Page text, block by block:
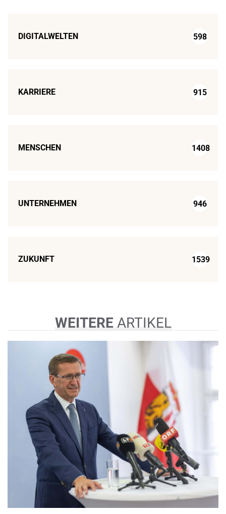
DIGITALWELTEN 598
KARRIERE 915
MENSCHEN 1408
UNTERNEHMEN 946
ZUKUNFT 1539
WEITEREARTIKEL